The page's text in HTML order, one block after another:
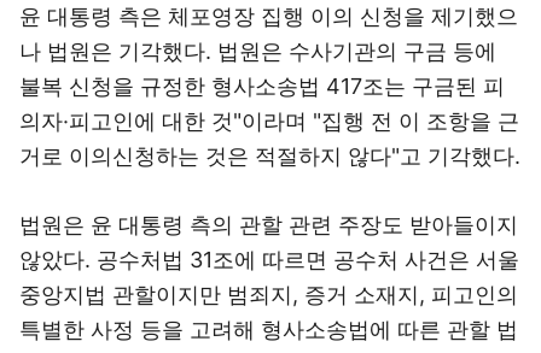
윤 대통령 측은 체포영장 집행 이의 신청을 제기했으
나 법원은 기각했다. 법원은 수사기관의 구금 등에
불복 신청을 규정한 형사소송법 417조는 구금된 피
의자·피고인에 대한 것"이라며 "집행 전 이 조항을 근
거로 이의신청하는 것은 적절하지 않다"고 기각했다.
법원은 윤 대통령 측의 관할 관련 주장도 받아들이지
않았다. 공수처법 31조에 따르면 공수처 사건은 서울
중앙지법 관할이지만 범죄지, 증거 소재지, 피고인의
특별한 사정 등을 고려해 형사소송법에 따른 관할 법